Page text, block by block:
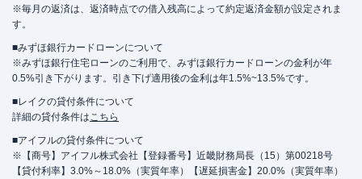
※毎月の返済は、返済時点での借入残高によって約定返済金額が設定されま
す。
■みずほ銀行カードローンについて
※みずほ銀行住宅ローンのご利用で、みずほ銀行カードローンの金利が年
0.5%引き下がります。引き下げ適用後の金利は年1.5%~13.5%です。
■レイクの貸付条件について
詳細の貸付条件はこちら
■アイフルの貸付条件について
※【商号】アイフル株式会社【登録番号】近畿財務局長（15）第00218号
【貸付利率】3.0%～18.0%（実質年率）【遅延損害金】20.0%（実質年率）